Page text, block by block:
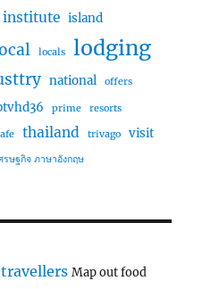
institute island
locals lodging
national offers
prime resorts
thailand trivago visit
รษฐกิจ ภาษาอังกฤษ
Map out food